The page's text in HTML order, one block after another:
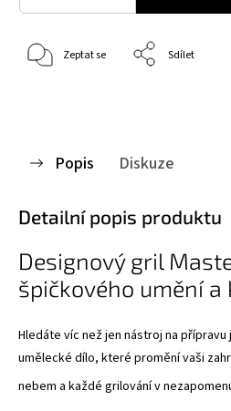
Zeptat se Sdílet
Popis Diskuze
Detailní popis produktu
Designový gril
špičkového umění
Hledáte víc než jen nástroj na přípravu
umělecké dílo, které promění vaši
nebem a každé grilování v